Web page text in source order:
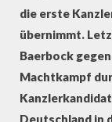
die erste
übernimmt.
Baerbock
Machtkampf
Deutschland in